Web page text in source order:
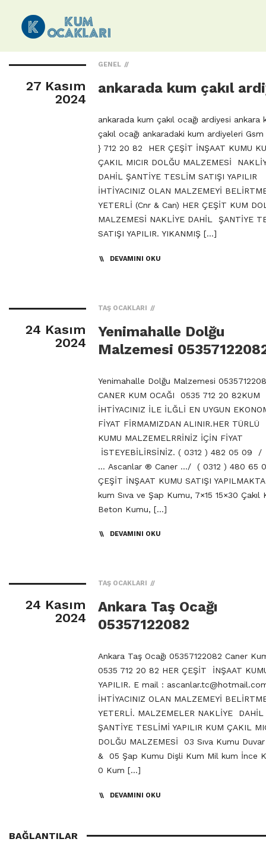
27 Kasım
2024
GENEL
ankarada kum çakıl
ankarada kum çakıl ocağı ardiyesi ankara
çakıl ocağı ankaradaki kum ardiyeleri
} 712 20 82 HER ÇEŞİT İNŞAAT KUMU
ÇAKIL MICIR DOLĞU MALZEMESİ
DAHİL ŞANTİYE TESLİM SATIŞI YAPILIR
İHTİYACINIZ OLAN MALZEMEYİ
YETERLİ (Cnr & Can) HER ÇEŞİT KUM
MALZEMESİ NAKLİYE DAHİL ŞANTİYE
SATIŞI YAPILIR. YIKANMIŞ […]
DEVAMINI OKU
24 Kasım
2024
TAŞ OCAKLARI
Yenimahalle Dolğu
Malzemesi
Yenimahalle Dolğu Malzemesi
CANER KUM OCAĞI 0535 712 20 82KUM
İHTİYACINIZ İLE İLĞLİ EN UYGUN
FİYAT FİRMAMIZDAN ALINIR.HER TÜRLÜ
KUMU MALZEMELRRİNİZ İÇİN FİYAT
İSTEYEBİLİRSİNİZ. ( 0312 ) 482 05 09 /
… Ascanlar ® Caner …/ ( 0312 ) 480 65
ÇEŞİT İNŞAAT KUMU SATIŞI
kum Sıva ve Şap Kumu, 7×15 15×30 Çakıl
Beton Kumu, […]
DEVAMINI OKU
24 Kasım
2024
TAŞ OCAKLARI
Ankara Taş Ocağı
05357122082
Ankara Taş Ocağı 05357122082 Caner
0535 712 20 82 HER ÇEŞİT İNŞAAT
YAPILIR. E mail :
İHTİYACINIZ OLAN MALZEMEYİ
YETERLİ. MALZEMELER NAKLİYE DAHİL
ŞANTİYE TESLİMİ YAPILIR KUM ÇAKIL
DOLĞU MALZEMESİ 03 Sıva Kumu
& 05 Şap Kumu Dişli Kum Mil kum İnce
0 Kum […]
DEVAMINI OKU
BAĞLANTILAR